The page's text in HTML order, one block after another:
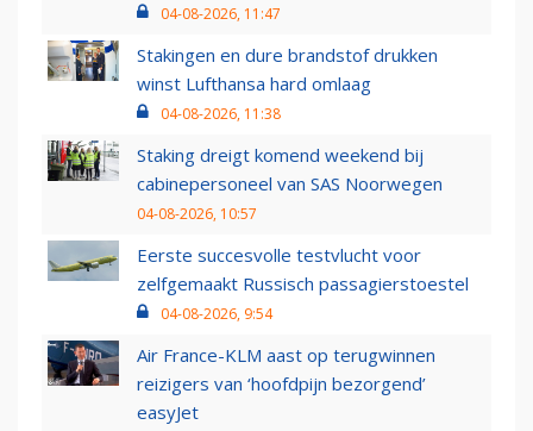
04-08-2026, 11:47
Stakingen en dure brandstof drukken
winst Lufthansa hard omlaag
04-08-2026, 11:38
Staking dreigt komend weekend bij
cabinepersoneel van SAS Noorwegen
04-08-2026, 10:57
Eerste succesvolle testvlucht voor
zelfgemaakt Russisch passagierstoestel
04-08-2026, 9:54
Air France-KLM aast op terugwinnen
reizigers van ‘hoofdpijn bezorgend’
easyJet